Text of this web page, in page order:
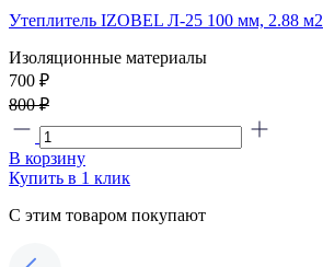
Утеплитель IZOBEL Л-25 100 мм, 2.88 м2
Изоляционные материалы
700 ₽
800 ₽
В корзину
Купить в 1 клик
С этим товаром покупают